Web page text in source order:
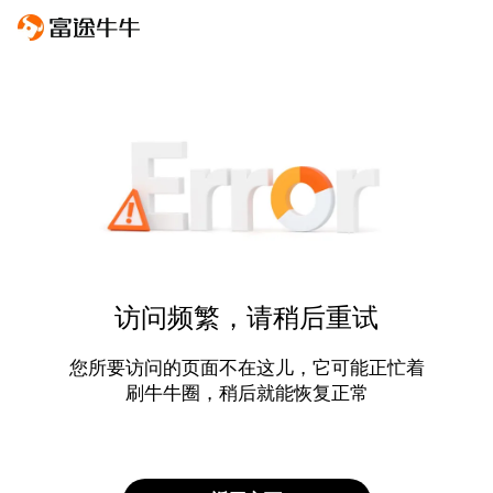
访问频繁，请稍后重试
您所要访问的页面不在这儿，它可能正忙着
刷牛牛圈，稍后就能恢复正常